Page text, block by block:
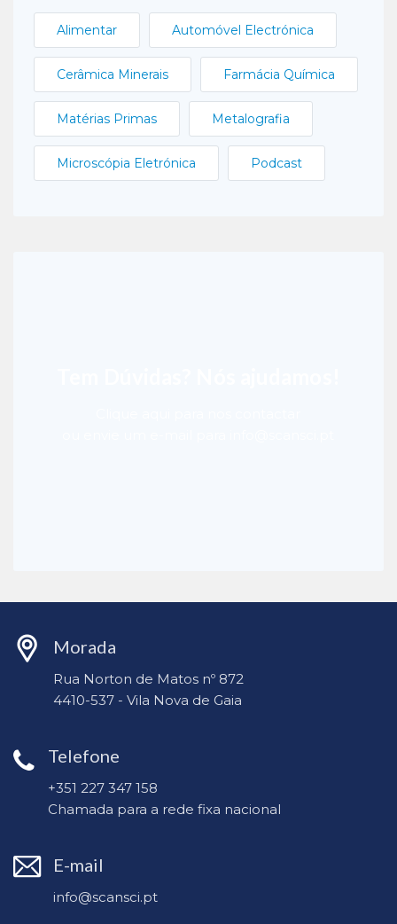
Alimentar Automóvel Electrónica
Cerâmica Minerais Farmácia Química
Matérias Primas Metalografia
Microscópia Eletrónica Podcast
Morada
Rua Norton de Matos nº 872
4410-537 - Vila Nova de Gaia
Telefone
+351 227 347 158
Chamada para a rede fixa nacional
E-mail
info@scansci.pt